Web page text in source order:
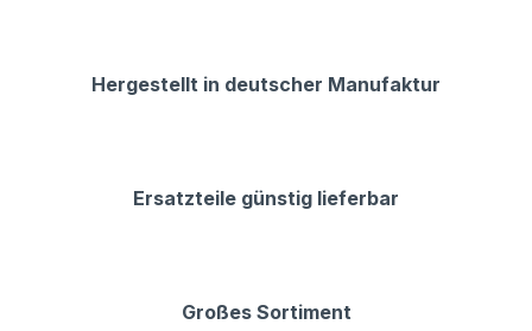
Hergestellt in deutscher Manufaktur
Ersatzteile günstig lieferbar
Großes Sortiment